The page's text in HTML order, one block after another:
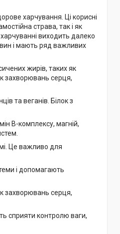
харчування. Ці корисні
страва, так і як
виходить далеко
і мають ряд важливих
жирів, таких як
захворювань серця,
та веганів. Білок з
В-комплексу, магній,
Це важливо для
і допомагають
захворювань серця,
сприяти контролю ваги,